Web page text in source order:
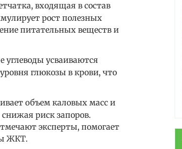
входящая в состав
рост полезных
питательных веществ и
углеводы усваиваются
глюкозы в крови, что
объем каловых масс и
риск запоров.
эксперты, помогает
ЖКТ.